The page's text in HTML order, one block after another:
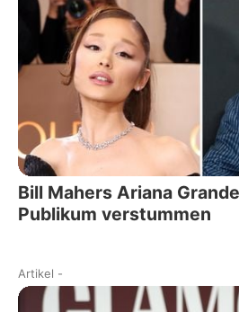
Bill Mahers Ariana
Publikum verstummen
Artikel -